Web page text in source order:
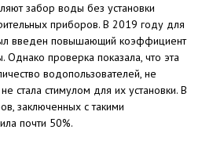
забор воды без установки
приборов. В 2019 году для
введен повышающий коэффициент
Однако проверка показала, что эта
водопользователей, не
стала стимулом для их установки. В
заключенных с такими
почти 50%.